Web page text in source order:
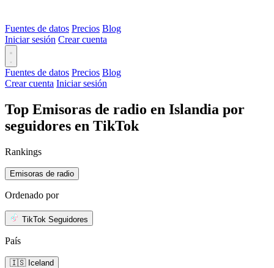
Fuentes de datos Precios Blog
Iniciar sesión Crear cuenta
Fuentes de datos Precios Blog
Crear cuenta Iniciar sesión
Top Emisoras de radio en Islandia por
seguidores en TikTok
Rankings
Emisoras de radio
Ordenado por
TikTok Seguidores
País
🇮🇸 Iceland